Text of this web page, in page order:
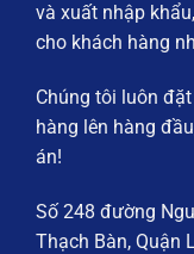
và xuất nhập
cho khách hàng
Chúng tôi luôn đặt
hàng lên hàng
án!
Số 248 đường
Thạch Bàn, Quận